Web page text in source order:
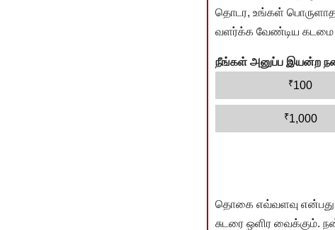
தொடர, உங்கள்
வளர்க்க வேண்டிய கடமை
நீங்கள் அனுப்ப இயன்ற
₹100
₹1,000
தொகை எவ்வளவு என்பது
சுடரை ஒளிர வைக்கும்.